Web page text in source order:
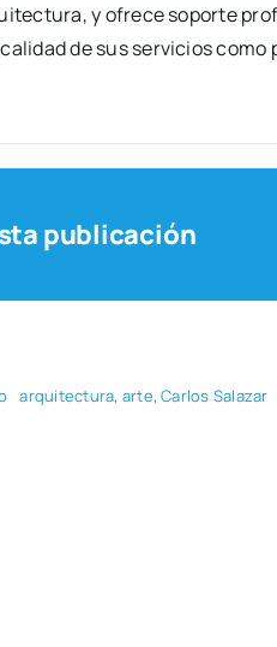
y ofre­ce sopor­te
de sus ser­vi­cios como
publicación
arqui­tec­tu­ra, arte,Car­los Sala­zar